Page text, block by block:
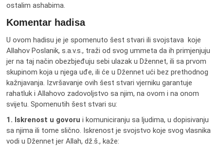
ostalim ashabima.
Komentar hadisa
U ovom hadisu je je spomenuto šest stvari ili svojstava koje
Allahov Poslanik, s.a.v.s., traži od svog ummeta da ih primjenjuju
jer na taj način obezbjeđuju sebi ulazak u Džennet, ili sa prvom
skupinom koja u njega uđe, ili će u Džennet ući bez prethodnog
kažnjavanja. Izvršavanje ovih šest stvari vjerniku garantuje
rahatluk i Allahovo zadovoljstvo sa njim, na ovom i na onom
svijetu. Spomenutih šest stvari su:
1. Iskrenost u govoru i komuniciranju sa ljudima, u dopisivanju
sa njima ili tome slično. Iskrenost je svojstvo koje svog vlasnika
vodi u Džennet jer Allah, dž.š., kaže: